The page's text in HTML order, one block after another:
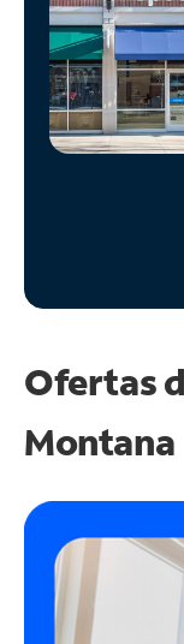
Administrar
cuenta
Encuentra
una
tienda
Ofertas
Montana